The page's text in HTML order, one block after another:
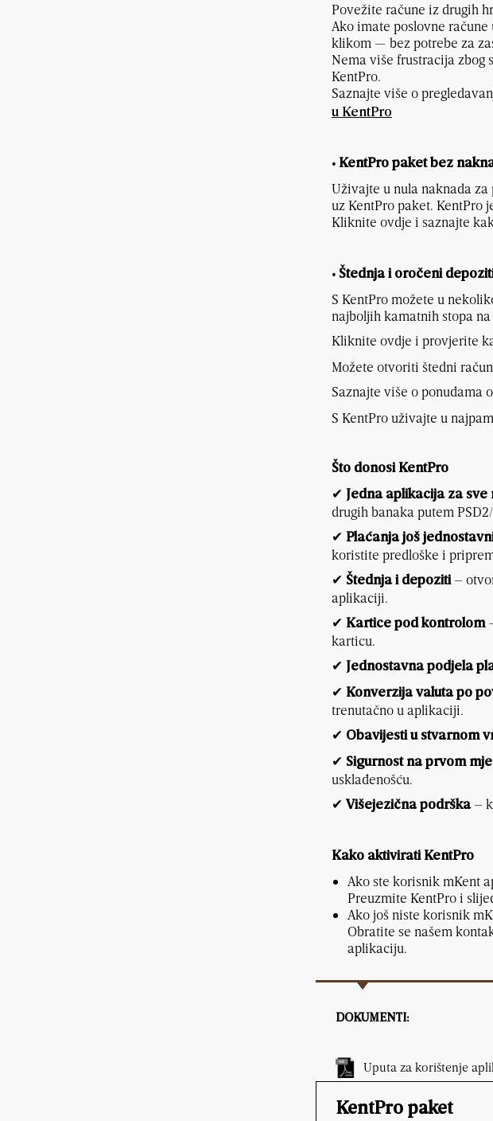
Povežite račune iz drugih
Ako imate poslovne
klikom — bez potrebe za
Nema više frustracija zbog
KentPro.
Saznajte više o
u KentPro
• KentPro paket bez
Uživajte u nula naknada
uz KentPro paket. KentPro
Kliknite ovdje i saznajte
• Štednja i oročeni
S KentPro možete u
najboljih kamatnih stopa
Kliknite ovdje i provjerite
Možete otvoriti štedni
Saznajte više o ponudama
S KentPro uživajte u
Što donosi KentPro
✔ Jedna aplikacija za sve
drugih banaka putem
✔ Plaćanja još
koristite predloške i
✔ Štednja i depoziti–
aplikaciji.
✔ Kartice pod kontrolom
karticu.
✔
Jednostavna podjela
✔ Konverzija valuta po
trenutačno u aplikaciji.
✔ Obavijesti u stvarnom
✔ Sigurnost na prvom
usklađenošću.
✔ Višejezična podrška–
Kako aktivirati KentPro
Ako ste korisnik mKent
Preuzmite KentPro i
Ako još niste korisnik
Obratite se našem
aplikaciju.
DOKUMENTI:
Uputa za korištenje
KentPro paket